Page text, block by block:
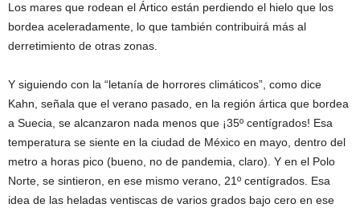
Los mares que rodean el Ártico están perdiendo el hielo que los
bordea aceleradamente, lo que también contribuirá más al
derretimiento de otras zonas.
Y siguiendo con la “letanía de horrores climáticos”, como dice
Kahn, señala que el verano pasado, en la región ártica que bordea
a Suecia, se alcanzaron nada menos que ¡35º centígrados! Esa
temperatura se siente en la ciudad de México en mayo, dentro del
metro a horas pico (bueno, no de pandemia, claro). Y en el Polo
Norte, se sintieron, en ese mismo verano, 21º centígrados. Esa
idea de las heladas ventiscas de varios grados bajo cero en ese